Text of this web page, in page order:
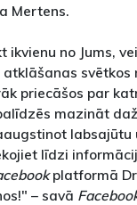
Mertens.
ikvienu no Jums,
svētkos
priecāšos par
mazināt
labsajūtu
līdzi
platformā
– savā